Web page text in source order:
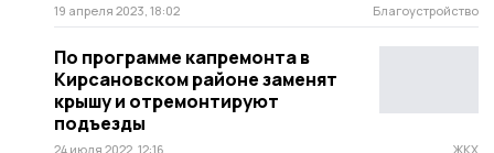
19 апреля 2023, 18:02 Благоустройство
По программе капремонта в
Кирсановском районе заменят
крышу и отремонтируют
подъезды
24 июля 2022, 12:16 ЖКХ